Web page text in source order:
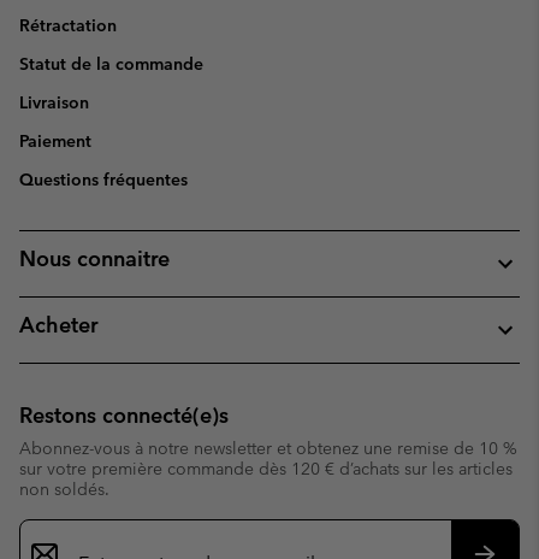
Rétractation
Statut de la commande
Livraison
Paiement
Questions fréquentes
Nous connaitre
Acheter
Restons connecté(e)s
Abonnez-vous à notre newsletter et obtenez une remise de 10 %
sur votre première commande dès 120 € d’achats sur les articles
non soldés.
Inscription